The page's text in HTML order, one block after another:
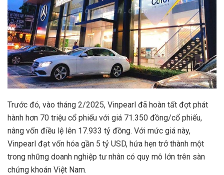
Trước đó, vào tháng 2/2025, Vinpearl đã hoàn tất đợt phát
hành hơn 70 triệu cổ phiếu với giá 71.350 đồng/cổ phiếu,
nâng vốn điều lệ lên 17.933 tỷ đồng. Với mức giá này,
Vinpearl đạt vốn hóa gần 5 tỷ USD, hứa hẹn trở thành một
trong những doanh nghiệp tư nhân có quy mô lớn trên sàn
chứng khoán Việt Nam.